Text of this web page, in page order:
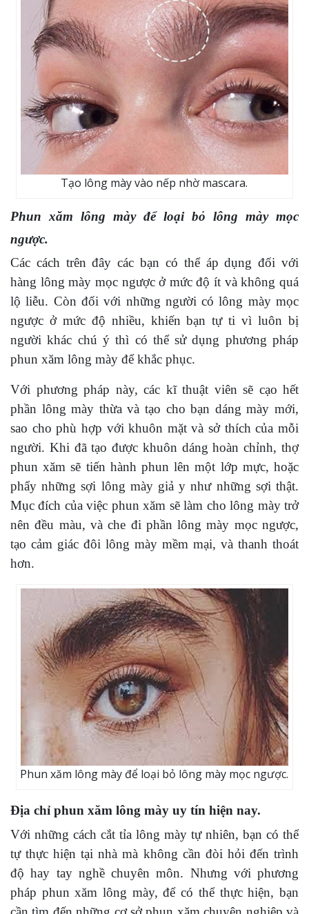
Tạo lông mày vào nếp nhờ mascara.
Phun xăm lông mày để loại bỏ lông mày mọc
ngược.
Các cách trên đây các bạn có thể áp dụng đối với
hàng lông mày mọc ngược ở mức độ ít và không quá
lộ liễu. Còn đối với những người có lông mày mọc
ngược ở mức độ nhiều, khiến bạn tự ti vì luôn bị
người khác chú ý thì có thể sử dụng phương pháp
phun xăm lông mày để khắc phục.
Với phương pháp này, các kĩ thuật viên sẽ cạo hết
phần lông mày thừa và tạo cho bạn dáng mày mới,
sao cho phù hợp với khuôn mặt và sở thích của mỗi
người. Khi đã tạo được khuôn dáng hoàn chỉnh, thợ
phun xăm sẽ tiến hành phun lên một lớp mực, hoặc
phẩy những sợi lông mày giả y như những sợi thật.
Mục đích của việc phun xăm sẽ làm cho lông mày trở
nên đều màu, và che đi phần lông mày mọc ngược,
tạo cảm giác đôi lông mày mềm mại, và thanh thoát
hơn.
Phun xăm lông mày để loại bỏ lông mày mọc ngược.
Địa chỉ phun xăm lông mày uy tín hiện nay.
Với những cách cắt tỉa lông mày tự nhiên, bạn có thể
tự thực hiện tại nhà mà không cần đòi hỏi đến trình
độ hay tay nghề chuyên môn. Nhưng với phương
pháp phun xăm lông mày, để có thể thực hiện, bạn